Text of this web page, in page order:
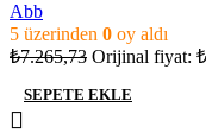
Abb
5 üzerinden 0 oy aldı
₺7.265,73 Orijinal fiyat:
SEPETE EKLE